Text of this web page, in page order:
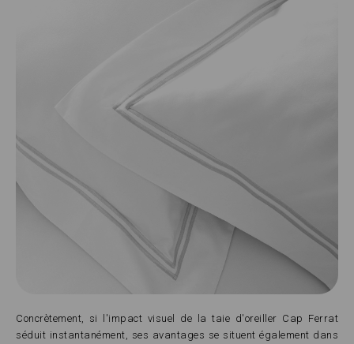
Concrètement, si l'impact visuel de la taie d'oreiller Cap Ferrat
séduit instantanément, ses avantages se situent également dans